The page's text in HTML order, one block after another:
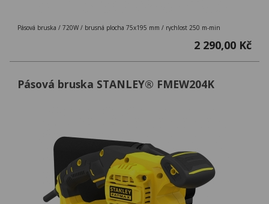
Pásová bruska / 720W / brusná plocha 75x195 mm / rychlost 250 m-min
2 290,00 Kč
Pásová bruska STANLEY® FMEW204K